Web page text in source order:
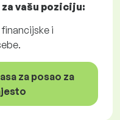
vašu poziciju:
i
za posao za